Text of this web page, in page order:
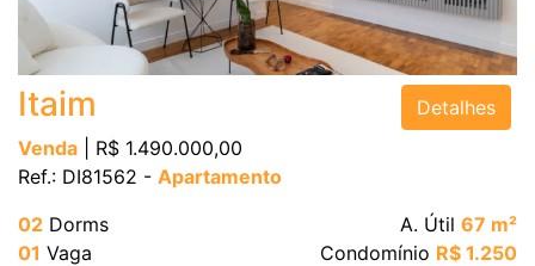
Itaim
Venda | R$ 1.490.000,00
Ref.: DI81562 - Apartamento
Detalhes
02 Dorms
01 Vaga
A. Útil 67 m²
Condomínio R$ 1.250
Bairro
Valor